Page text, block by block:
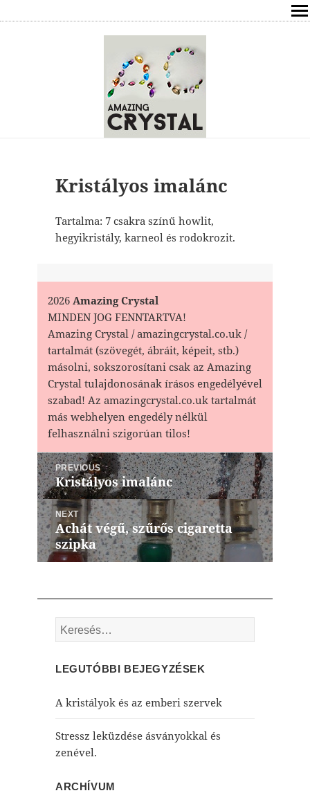
ÍRÁSOK
ÁSVÁNYOK HATÁSAI
ELÉRHETŐSÉG
FREE
Kristályos imalánc
Tartalma: 7 csakra színű howlit,
hegyikristály, karneol és rodokrozit.
2026Amazing Crystal
MINDEN JOG FENNTARTVA!
Amazing Crystal / amazingcrystal.co.uk /
tartalmát (szövegét, ábráit, képeit, stb.)
másolni, sokszorosítani csak az Amazing
Crystal tulajdonosának írásos engedélyével
szabad! Az amazingcrystal.co.uk tartalmát
más webhelyen engedély nélkül
felhasználni szigorúan tilos!
Bejegyzés
navigáció
PREVIOUS
Previous
post:
Kristályos imalánc
NEXT
Next
post:
Achát végű, szűrős cigaretta
szipka
Keresés:
LEGUTÓBBI BEJEGYZÉSEK
A kristályok és az emberi szervek
Stressz leküzdése ásványokkal és
zenével.
ARCHÍVUM